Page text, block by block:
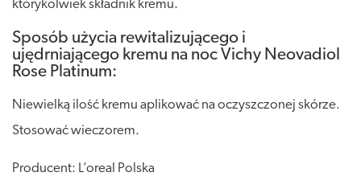
którykolwiek składnik kremu.
Sposób użycia rewitalizującego i
ujędrniającego kremu na noc Vichy Neovadiol
Rose Platinum:
Niewielką ilość kremu aplikować na oczyszczonej skórze.
Stosować wieczorem.
Producent: L’oreal Polska